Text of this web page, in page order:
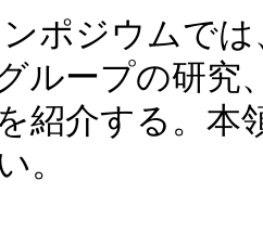
ポジウムで
ループの研究
紹介する。本
。